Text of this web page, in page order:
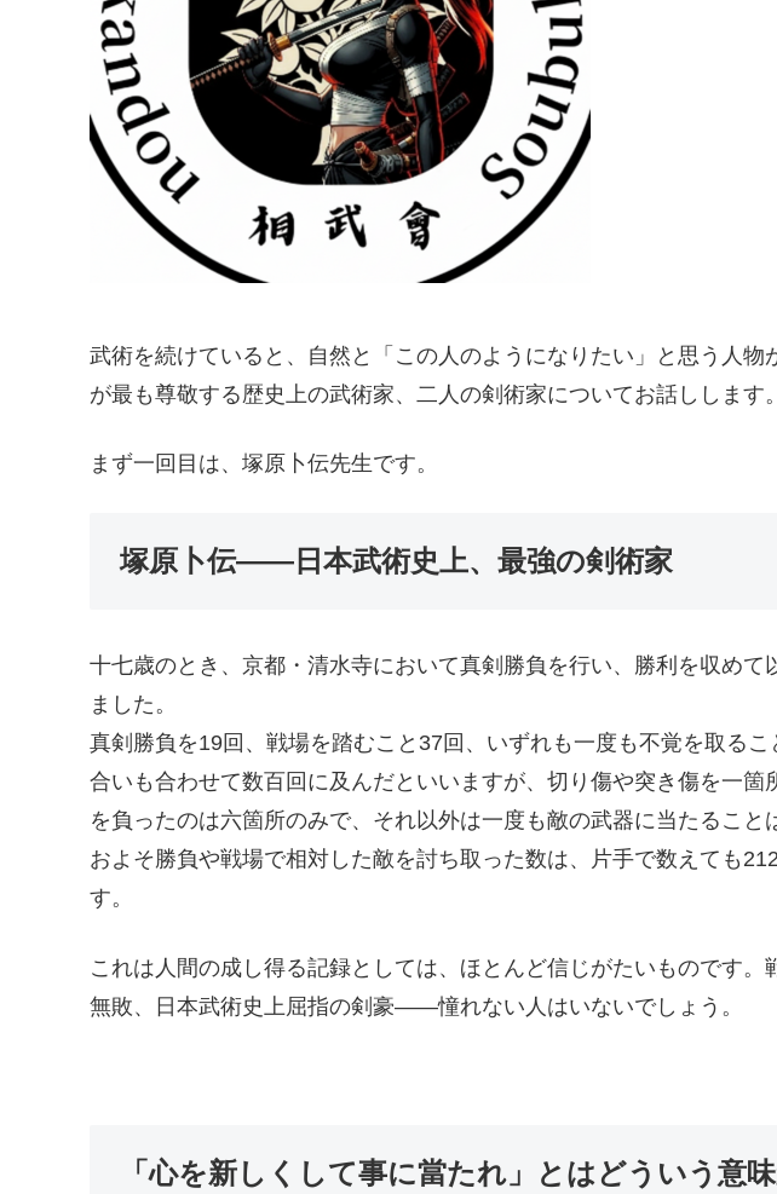
武術を続けていると、自然と「この人のようになりたい」と思う人物
が最も尊敬する歴史上の武術家、二人の剣術家についてお話しします。
まず一回目は、塚原卜伝先生です。
塚原卜伝——日本武術史上、最強の剣術家
十七歳のとき、京都・清水寺において真剣勝負を行い、勝利を収めて
ました。
真剣勝負を19回、戦場を踏むこと37回、いずれも一度も不覚を取る
合いも合わせて数百回に及んだといいますが、切り傷や突き傷を一箇
を負ったのは六箇所のみで、それ以外は一度も敵の武器に当たること
およそ勝負や戦場で相対した敵を討ち取った数は、片手で数えても
す。
これは人間の成し得る記録としては、ほとんど信じがたいものです。
無敗、日本武術史上屈指の剣豪——憧れない人はいないでしょう。
「心を新しくして事に當たれ」とはどういう意